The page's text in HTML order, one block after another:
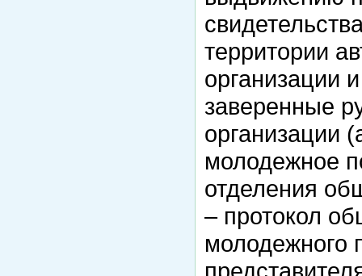
территории
организации
заверенные
организации
молодежное
отделения
– протокол
молодежного